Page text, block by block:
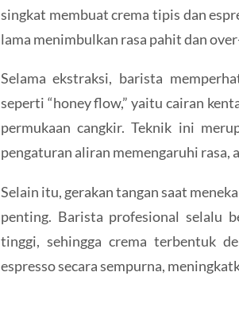
singkat membuat crema tipis dan
lama menimbulkan rasa pahit dan
Selama ekstraksi, barista
seperti “honey flow,” yaitu cairan
permukaan cangkir. Teknik ini
pengaturan aliran memengaruhi rasa,
Selain itu, gerakan tangan saat
penting. Barista profesional selalu
tinggi, sehingga crema terbentuk
espresso secara sempurna,